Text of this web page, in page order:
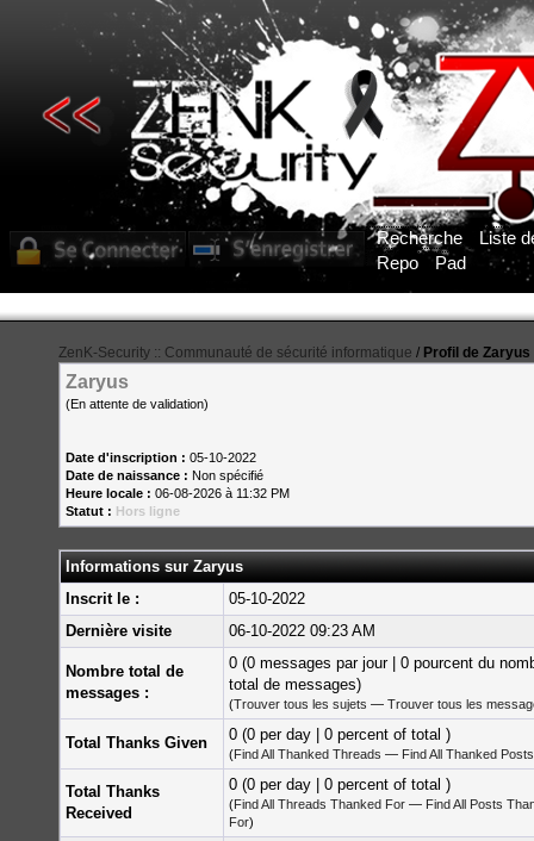
Recherche
Liste
Repo
Pad
ZenK-Security :: Communauté de sécurité informatique / Profil de Zaryus
Zaryus
(En attente de validation)
Date d'inscription : 05-10-2022
Date de naissance : Non spécifié
Heure locale : 06-08-2026 à 11:32 PM
Statut : Hors ligne
Informations sur Zaryus
Inscrit le :
05-10-2022
Dernière visite
06-10-2022 09:23 AM
Nombre total de
messages :
0 (0 messages par jour | 0 pourcent du
total de messages)
(Trouver tous les sujets — Trouver tous les
Total Thanks Given 0 (0 per day | 0 percent of total )
(Find All Thanked Threads — Find All Thanked Posts
Total Thanks
Received
0 (0 per day | 0 percent of total )
(Find All Threads Thanked For — Find All Posts
For)